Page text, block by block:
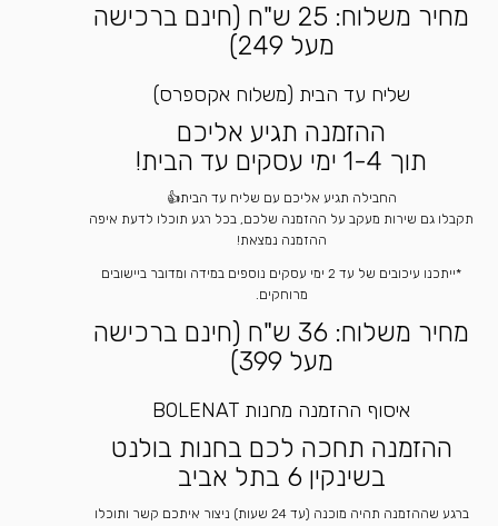
מחיר משלוח: 25 ש"ח (חינם ברכישה
מעל 249)
שליח עד הבית (משלוח אקספרס)
ההזמנה תגיע אליכם
תוך 1-4 ימי עסקים עד הבית!
החבילה תגיע אליכם עם שליח עד הבית👍
תקבלו גם שירות מעקב על ההזמנה שלכם, בכל רגע תוכלו לדעת איפה
ההזמנה נמצאת!
*ייתכנו עיכובים של עד 2 ימי עסקים נוספים במידה ומדובר ביישובים
מרוחקים.
מחיר משלוח: 36 ש"ח (חינם ברכישה
מעל 399)
איסוף ההזמנה מחנות BOLENAT
ההזמנה תחכה לכם בחנות בולנט
בשינקין 6 בתל אביב
ברגע שההזמנה תהיה מוכנה (עד 24 שעות) ניצור איתכם קשר ותוכלו